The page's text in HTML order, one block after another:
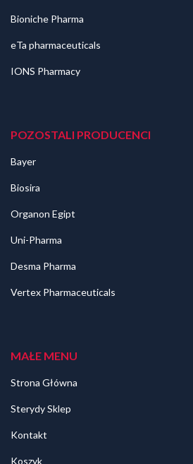
Bioniche Pharma
eTa pharmaceuticals
IONS Pharmacy
POZOSTALI PRODUCENCI
Bayer
Biosira
Organon Egipt
Uni-Pharma
Desma Pharma
Vertex Pharmaceuticals
MAŁE MENU
Strona Główna
Sterydy Sklep
Kontakt
Koszyk